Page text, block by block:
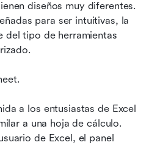
diseños muy diferentes.
para ser intuitivas, la
del tipo de herramientas
a los entusiastas de Excel
a una hoja de cálculo.
de Excel, el panel